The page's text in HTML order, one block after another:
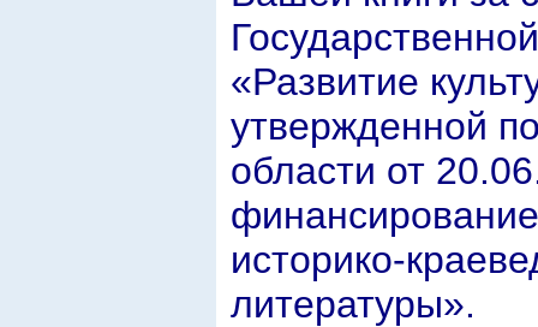
«Развитие
утвержденной
области от
историко-
литературы».